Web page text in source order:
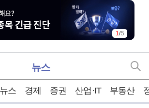
1/5
뉴스
스 경제 증권 산업·IT 부동산